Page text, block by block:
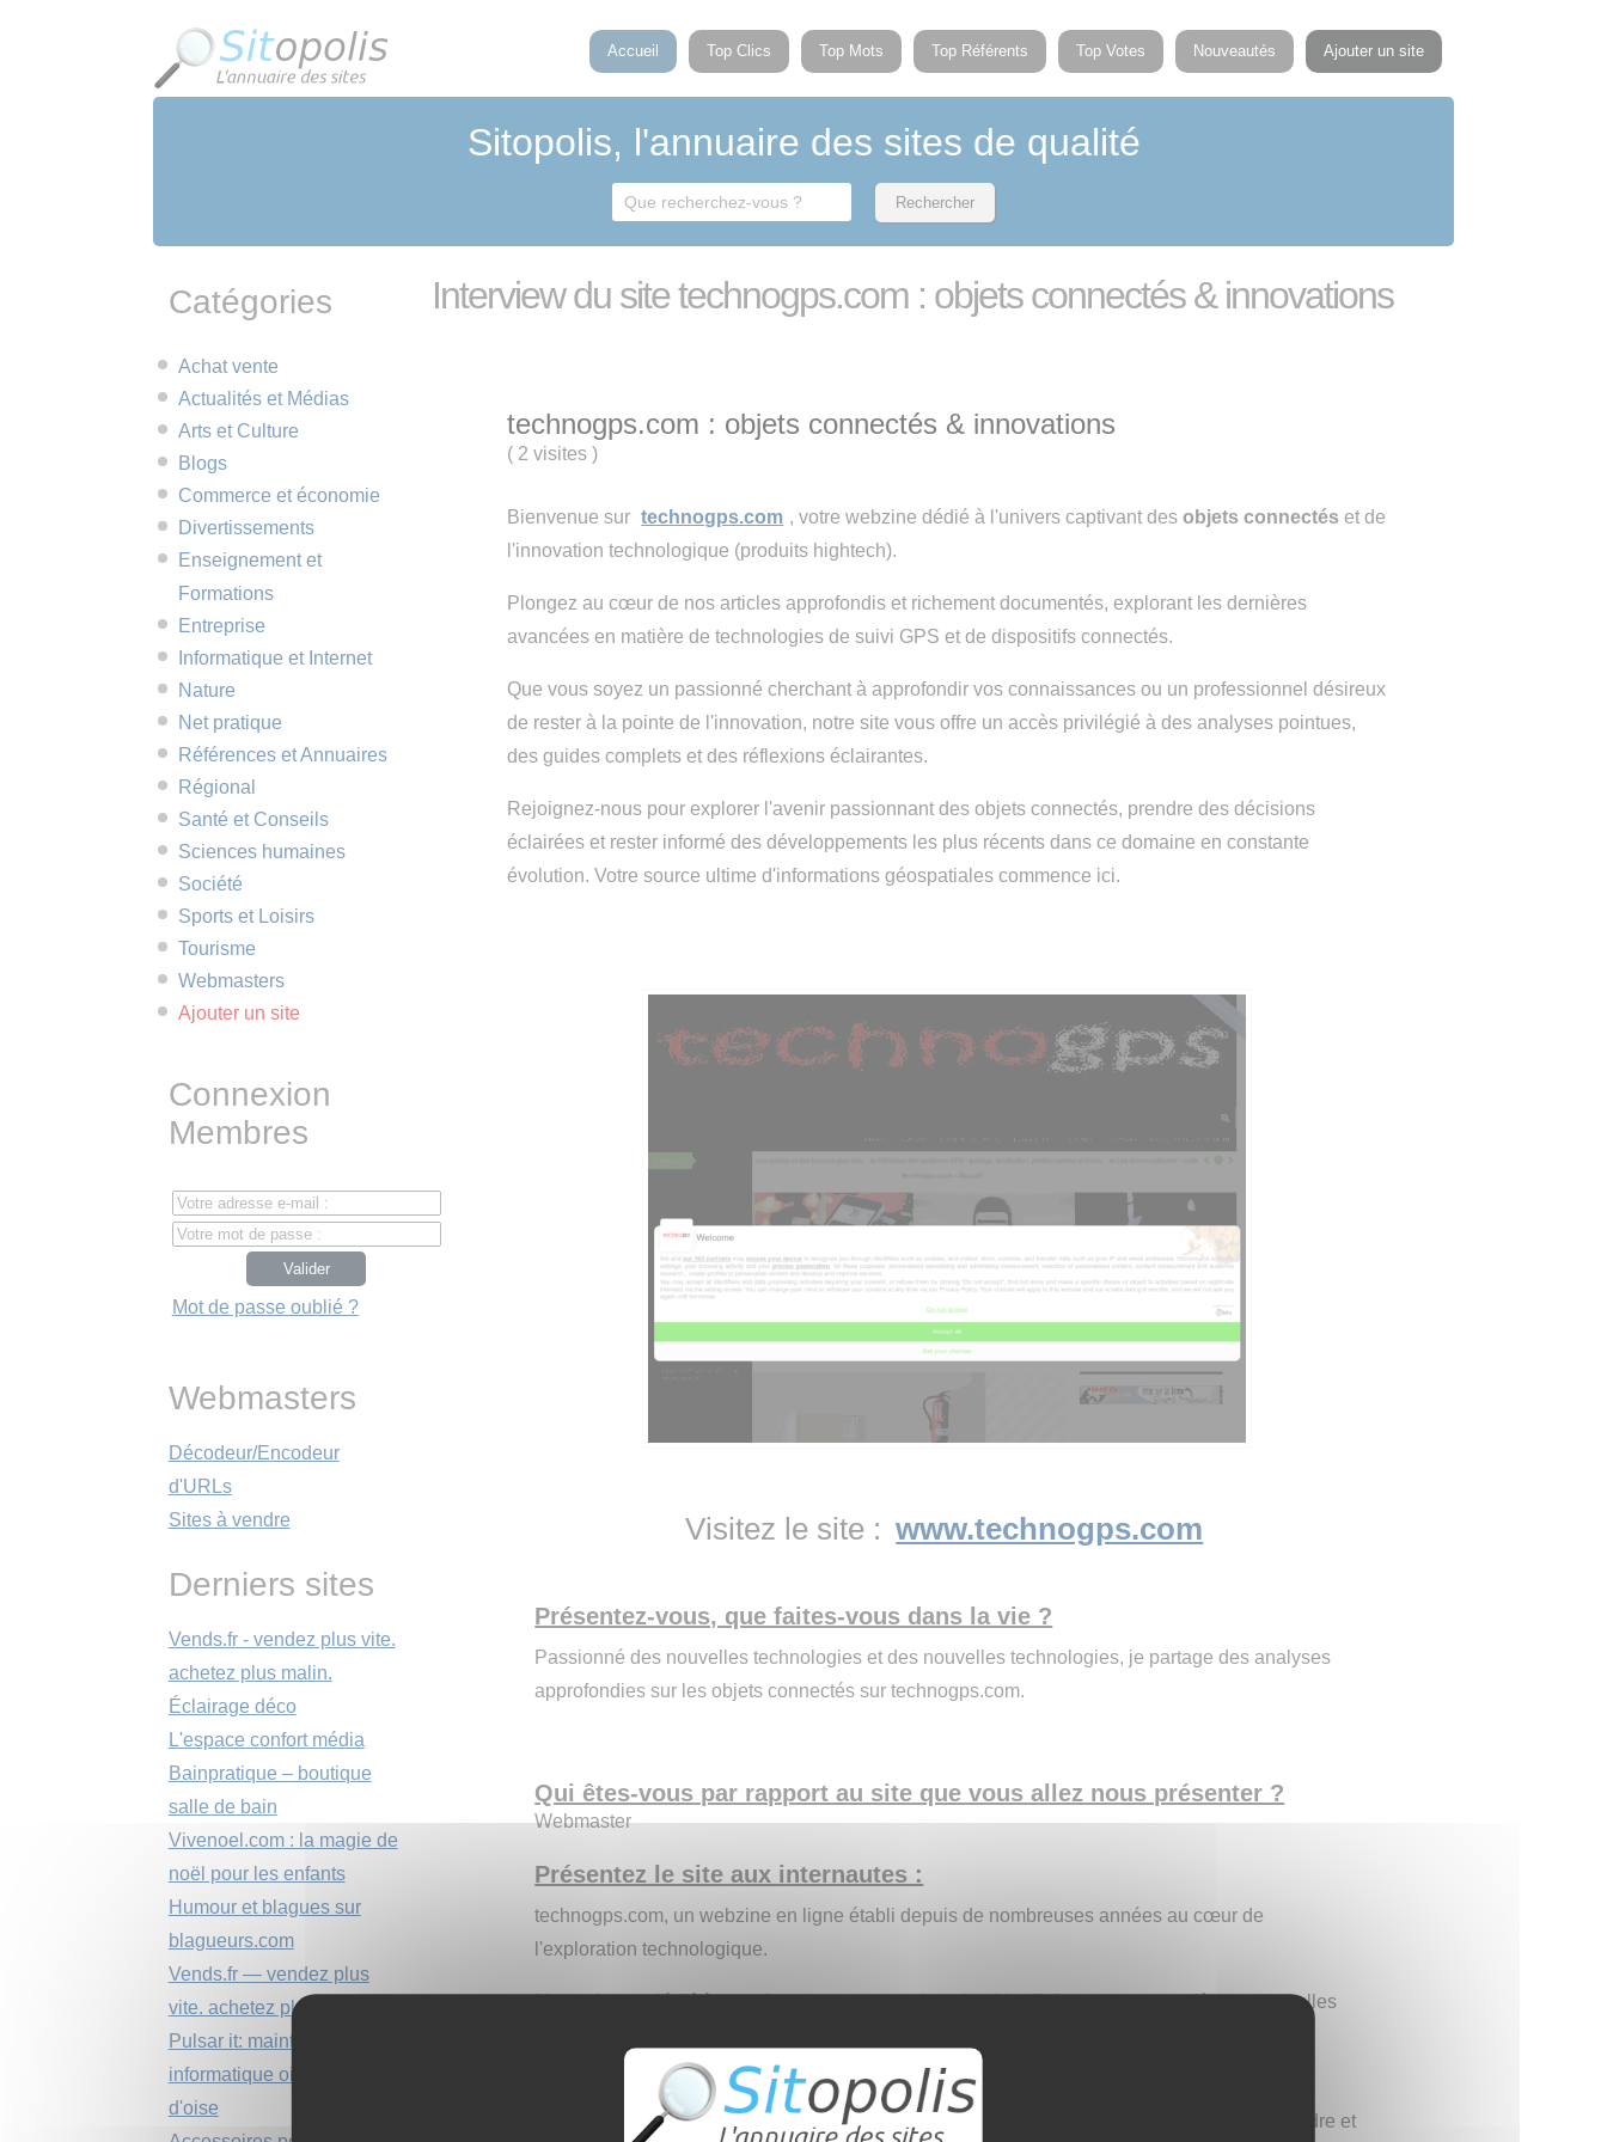
Accueil Top Clics Top Mots Top Référents Top Votes Nouveautés Ajouter un site
Sitopolis, l'annuaire des sites de qualité
Interview du site technogps.com : objets connectés & innovations
technogps.com : objets connectés & innovations
( 2 visites)
Bienvenue sur technogps.com , votre webzine dédié à l'univers captivant desobjets connectés et de
l'innovation technologique (produits hightech).
Plongez au cœur de nos articles approfondis et richement documentés, explorant les dernières
avancées en matière de technologies de suivi GPS et de dispositifs connectés.
Que vous soyez un passionné cherchant à approfondir vos connaissances ou un professionnel désireux
de rester à la pointe de l'innovation, notre site vous offre un accès privilégié à des analyses pointues,
des guides complets et des réflexions éclairantes.
Rejoignez-nous pour explorer l'avenir passionnant des objets connectés, prendre des décisions
éclairées et rester informé des développements les plus récents dans ce domaine en constante
évolution. Votre source ultime d'informations géospatiales commence ici.
Visitez le site : www.technogps.com
Présentez-vous, que faites-vous dans la vie ?
Passionné des nouvelles technologies et des nouvelles technologies, je partage des analyses
approfondies sur les objets connectés sur technogps.com.
Qui êtes-vous par rapport au site que vous allez nous présenter ?
Webmaster
Présentez le site aux internautes :
technogps.com, un webzine en ligne établi depuis de nombreuses années au cœur de
l'exploration technologique.
Notre site est dédié à vous fournir une source inestimable d'informations complètes et actuelles
Forts de notre expertise longuement établie, nous vous offrons des articles minutieusement
recherchés, des analyses approfondies et des guides informatifs pour vous aider à comprendre et
Catégories
Achat vente
Actualités et Médias
Arts et Culture
Blogs
Commerce et économie
Divertissements
Enseignement et
Formations
Entreprise
Informatique et Internet
Nature
Net pratique
Références et Annuaires
Régional
Santé et Conseils
Sciences humaines
Société
Sports et Loisirs
Tourisme
Webmasters
Ajouter un site
Connexion
Membres
Mot de passe oublié ?
Webmasters
Décodeur/Encodeur
d'URLs
Sites à vendre
Derniers sites
Vends.fr - vendez plus vite.
achetez plus malin.
Éclairage déco
L'espace confort média
Bainpratique – boutique
salle de bain
Vivenoel.com : la magie de
noël pour les enfants
Humour et blagues sur
blagueurs.com
Vends.fr — vendez plus
vite. achetez plus malin.
Pulsar it: maintenance
informatique oise et val
d'oise